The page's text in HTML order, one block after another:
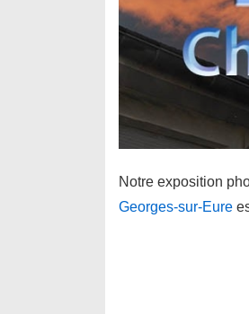
Notre exposition
Georges-sur-Eure